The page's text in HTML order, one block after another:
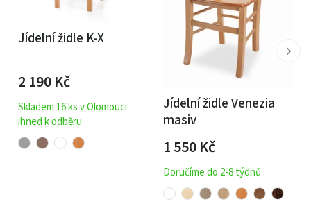
Jídelní židle K-X
2 190Kč
Skladem 16 ks v Olomouci
ihned k odběru
Jídelní židle Venezia
masiv
1 550Kč
Doručíme do 2-8 týdnů